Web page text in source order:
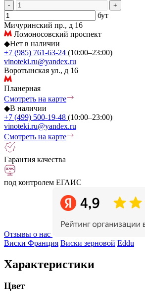
- +
бут
Мичуринский пр., д 16
Ломоносовский проспект
◆Нет в наличии
+7 (985) 761-63-24 (10:00–23:00)
vinoteki.ru@yandex.ru
Воротынская ул., д 16
Планерная
Смотреть на карте
◆В наличии
+7 (499) 500-19-48 (10:00–23:00)
vinoteki.ru@yandex.ru
Смотреть на карте
Гарантия качества
под контролем ЕГАИС
Отзывы о нас
Виски Франция Виски зерновой Eddu
Характеристики
Цвет